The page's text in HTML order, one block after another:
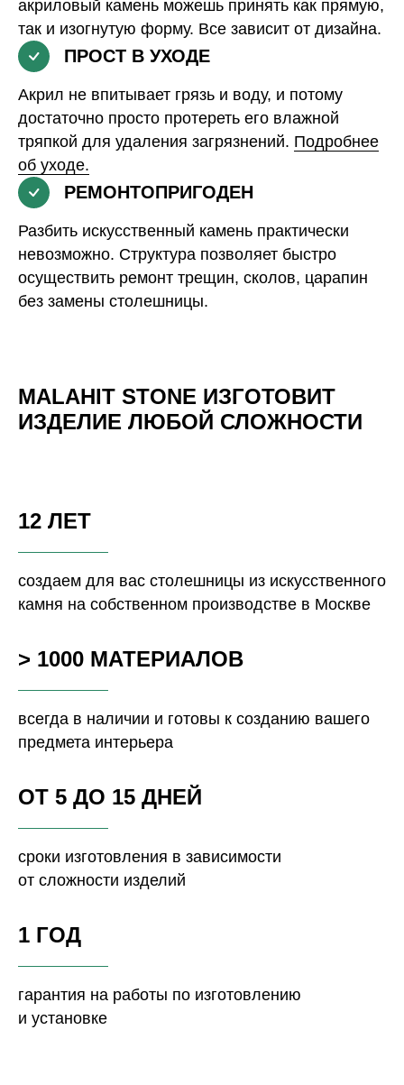
акриловый камень можешь принять как прямую,
так и изогнутую форму. Все зависит от дизайна.
ПРОСТ В УХОДЕ
Акрил не впитывает грязь и воду, и потому
достаточно просто протереть его влажной
тряпкой для удаления загрязнений. Подробнее
об уходе.
РЕМОНТОПРИГОДЕН
Разбить искусственный камень практически
невозможно. Структура позволяет быстро
осуществить ремонт трещин, сколов, царапин
без замены столешницы.
MALAHIT STONE ИЗГОТОВИТ
ИЗДЕЛИЕ ЛЮБОЙ СЛОЖНОСТИ
12 ЛЕТ
создаем для вас столешницы из искусственного
камня на собственном производстве в Москве
> 1000 МАТЕРИАЛОВ
всегда в наличии и готовы к созданию вашего
предмета интерьера
ОТ 5 ДО 15 ДНЕЙ
сроки изготовления в зависимости
от сложности изделий
1 ГОД
гарантия на работы по изготовлению
и установке